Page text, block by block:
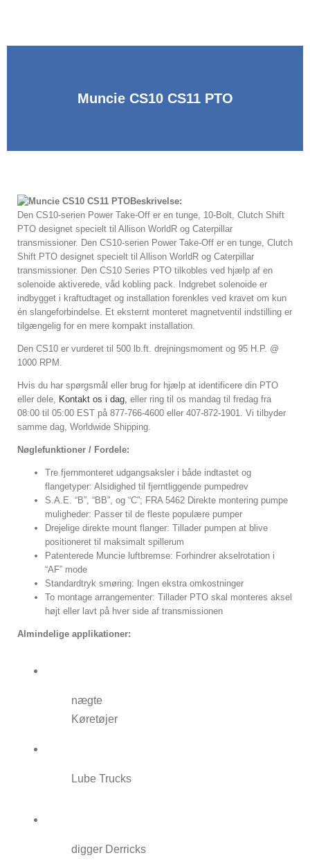
Muncie CS10 CS11 PTO
Beskrivelse:
Den CS10-serien Power Take-Off er en tunge, 10-Bolt, Clutch Shift
PTO designet specielt til Allison WorldR og Caterpillar
transmissioner. Den CS10-serien Power Take-Off er en tunge, Clutch
Shift PTO designet specielt til Allison WorldR og Caterpillar
transmissioner. Den CS10 Series PTO tilkobles ved hjælp af en
solenoide aktiverede, våd kobling pack. Indgrebet solenoide er
indbygget i kraftudtaget og installation forenkles ved kravet om kun
én slangeforbindelse. Et eksternt monteret magnetventil indstilling er
tilgængelig for en mere kompakt installation.
Den CS10 er vurderet til 500 lb.ft. drejningsmoment og 95 H.P. @
1000 RPM.
Hvis du har spørgsmål eller brug for hjælp at identificere din PTO
eller dele, Kontakt os i dag, eller ring til os mandag til fredag ​​fra
08:00 til 05:00 EST på 877-766-4600 eller 407-872-1901. Vi tilbyder
samme dag, Worldwide Shipping.
Nøglefunktioner / Fordele:
Tre fjernmonteret udgangsaksler i både indtastet og
flangetyper: Alsidighed til fjerntliggende pumpedrev
S.A.E. “B”, “BB”, og “C”; FRA 5462 Direkte montering pumpe
muligheder: Passer til de fleste populære pumper
Drejelige direkte mount flanger: Tillader pumpen at blive
positioneret til maksimalt spillerum
Patenterede Muncie luftbremse: Forhindrer akselrotation i
“AF” mode
Standardtryk smøring: Ingen ekstra omkostninger
To montage arrangementer: Tillader PTO skal monteres aksel
højt eller lavt på hver side af transmissionen
Almindelige applikationer:
nægte
Køretøjer
Lube Trucks
digger Derricks